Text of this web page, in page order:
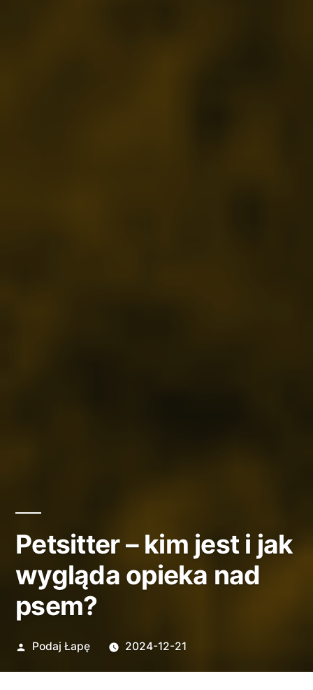
Petsitter – kim jest i jak
wygląda opieka nad
psem?
Opublikowane
Podaj Łapę 2024-12-21